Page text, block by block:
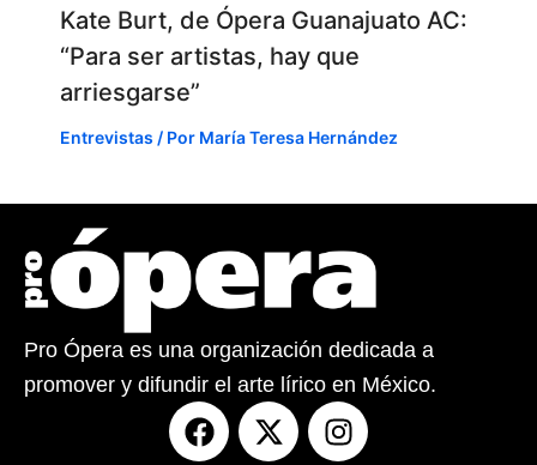
Kate Burt, de Ópera Guanajuato AC:
“Para ser artistas, hay que
arriesgarse”
Entrevistas / Por María Teresa Hernández
Pro Ópera es una organización dedicada a
promover y difundir el arte lírico en México.
F
a
X
-
I
n